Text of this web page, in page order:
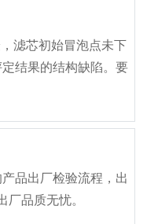
滤芯初始冒泡点未下
结果的结构缺陷。要
品出厂检验流程，出
品质无忧。